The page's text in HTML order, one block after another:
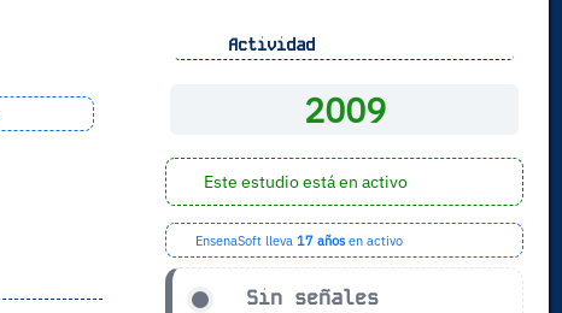
Actividad
2009
Este estudio está en activo
EnsenaSoft lleva 17 añosen activo
Sin señales